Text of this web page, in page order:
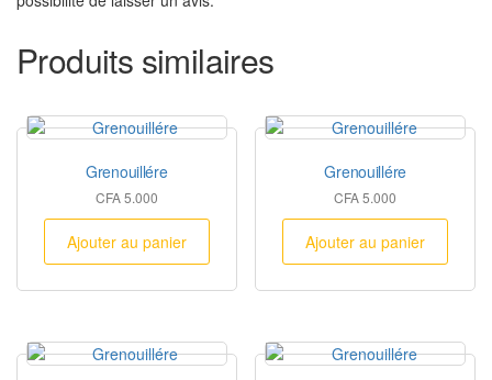
Produits similaires
Grenouillére
CFA5.000
Ajouter au panier
Grenouillére
CFA5.000
Ajouter au panier